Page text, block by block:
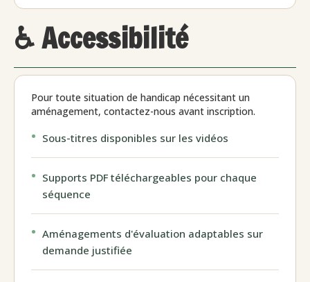
♿ Accessibilité
Pour toute situation de handicap nécessitant un
aménagement, contactez-nous avant inscription.
Sous-titres disponibles sur les vidéos
Supports PDF téléchargeables pour chaque
séquence
Aménagements d'évaluation adaptables sur
demande justifiée